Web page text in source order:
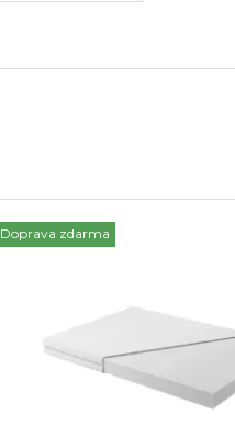
Doprava zdarma